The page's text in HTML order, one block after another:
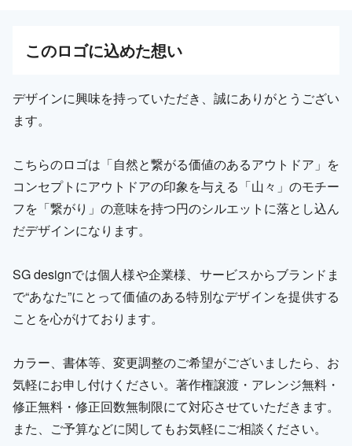
このロゴに込めた想い
デザインに興味を持っていただき、誠にありがとうござい
ます。
こちらのロゴは「自然と繋がる価値のあるアウトドア」を
コンセプトにアウトドアの印象を与える「山々」のモチー
フを「繋がり」の意味を持つ円のシルエットに落とし込ん
だデザインになります。
SG designでは個人様や企業様、サービスからブランドま
で“あなた”にとって価値のある特別なデザインを提供する
ことを心がけております。
カラー、書体等、変更調整のご希望がございましたら、お
気軽にお申し付けください。著作権譲渡・アレンジ無料・
修正無料・修正回数無制限にて対応させていただきます。
また、ご予算などに関してもお気軽にご相談ください。